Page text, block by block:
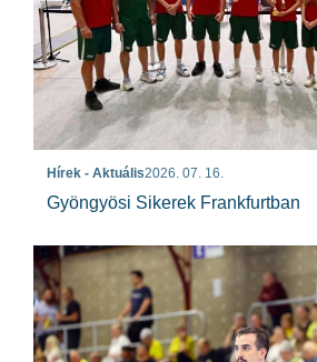
Hírek - Aktuális2026. 07. 16.
Gyöngyösi Sikerek Frankfurtban